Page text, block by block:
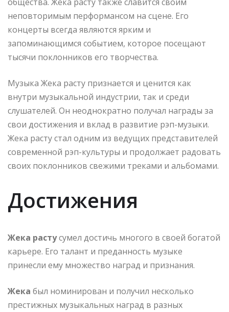
неповторимым перформансом на сцене. Его
концерты всегда являются ярким и
запоминающимся событием, которое посещают
тысячи поклонников его творчества.
Музыка Жека расту признается и ценится как
внутри музыкальной индустрии, так и среди
слушателей. Он неоднократно получал награды за
свои достижения и вклад в развитие рэп-музыки.
Жека расту стал одним из ведущих представителей
современной рэп-культуры и продолжает радовать
своих поклонников свежими треками и альбомами.
Достижения
Жека растусумел достичь многого в своей богатой
карьере. Его талант и преданность музыке
принесли ему множество наград и признания.
Жека был номинирован и получил несколько
престижных музыкальных наград в разных